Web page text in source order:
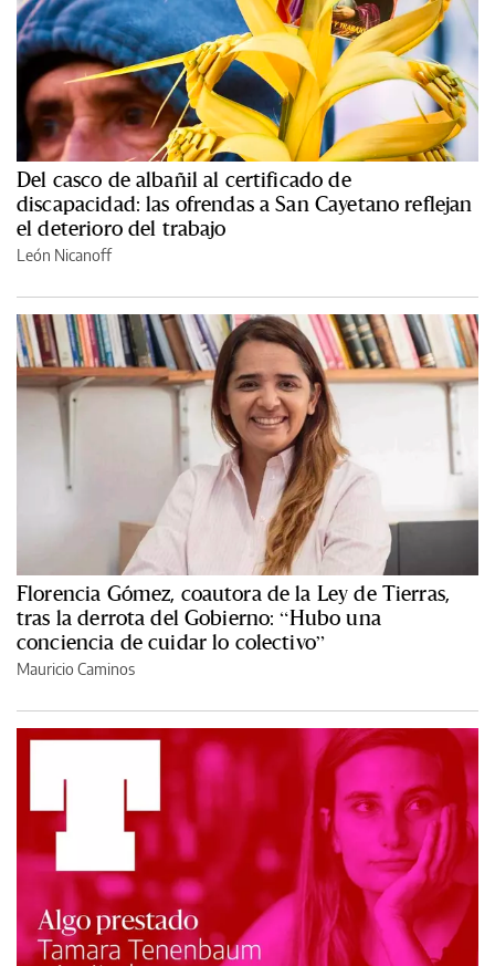
Del casco de albañil al certificado de
discapacidad: las ofrendas a San Cayetano reflejan
el deterioro del trabajo
León Nicanoff
Florencia Gómez, coautora de la Ley de Tierras,
tras la derrota del Gobierno: “Hubo una
conciencia de cuidar lo colectivo”
Mauricio Caminos